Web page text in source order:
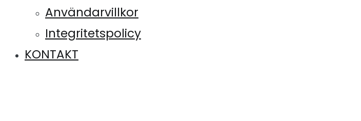
Användarvillkor
Integritetspolicy
KONTAKT